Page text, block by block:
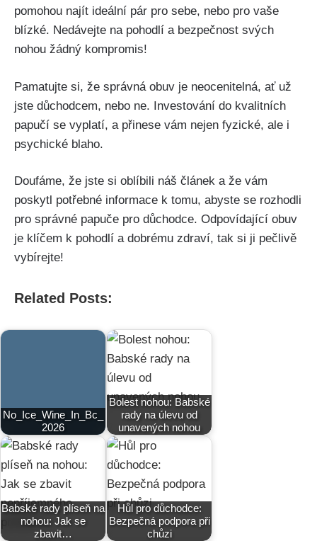
pomohou najít ideální ​pár pro ⁤sebe, nebo pro vaše
blízké. Nedávejte na pohodlí a bezpečnost svých
nohou žádný kompromis!
Pamatujte si, že správná obuv je neocenitelná,‍ ať už
jste důchodcem,​ nebo⁤ ne. Investování ‍do kvalitních
papučí se ⁤vyplatí, a přinese vám nejen fyzické, ale i
psychické blaho.
Doufáme, že jste si oblíbili náš‌ článek a že vám
poskytl potřebné​ informace k⁣ tomu, abyste se rozhodli
pro správné papuče pro důchodce. Odpovídající⁣ obuv
je klíčem ‍k ⁢pohodlí a dobrému zdraví, tak si ji pečlivě
vybírejte!
Related Posts:
No_Ice_Wine_In_Bc_
2026
Bolest nohou: Babské
rady na úlevu od
unavených nohou
Babské rady plíseň na
nohou: Jak se
zbavit…
Hůl pro důchodce:
Bezpečná podpora při
chůzi